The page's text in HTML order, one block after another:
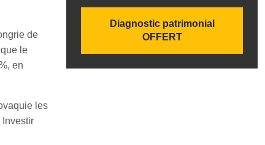
de
le
en
les
Investir
Diagnostic patrimonial
OFFERT